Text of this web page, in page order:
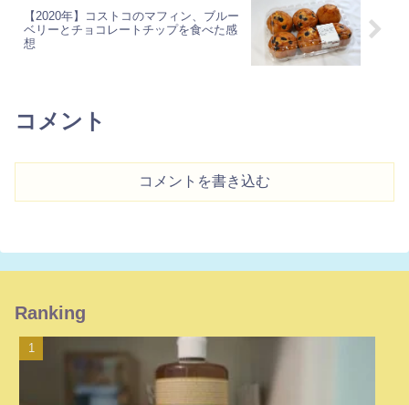
【2020年】コストコのマフィン、ブルー
ベリーとチョコレートチップを食べた感
想
コメント
コメントを書き込む
Ranking